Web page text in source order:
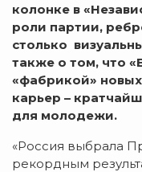
колонке в
роли партии,
столько
также о том, что
«фабрикой»
карьер –
для молодежи.
«Россия выбрала
рекордным